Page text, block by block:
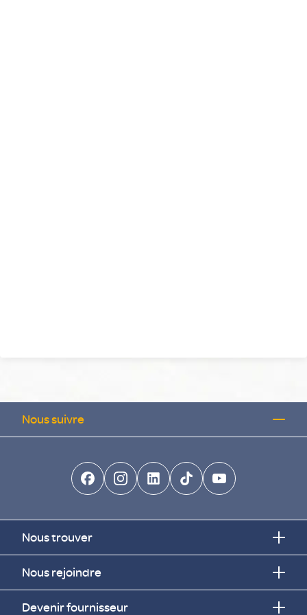
Nous suivre
facebook-brands
instagramlinkedin-brands
tiktok-brands
youtube
Nous trouver
Nous rejoindre
Devenir fournisseur